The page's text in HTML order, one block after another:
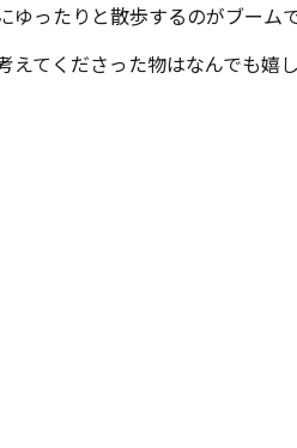
ゆったりと散歩するのがブーム
えてくださった物はなんでも嬉